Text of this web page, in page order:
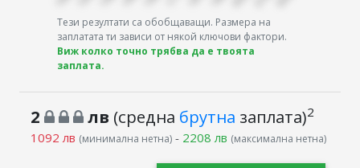
Тези резултати са обобщаващи. Размера на
заплатата ти зависи от някой ключови фактори.
Виж колко точно трябва да е твоята
заплата.
2 лв (средна брутна заплата)2
1092 лв (минимална нетна)- 2208 лв (максимална нетна)